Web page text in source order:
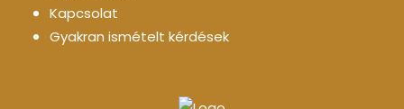
Kapcsolat
Gyakran ismételt kérdések